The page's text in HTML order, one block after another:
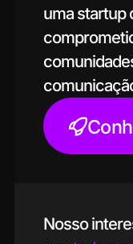
uma startup
Nosso